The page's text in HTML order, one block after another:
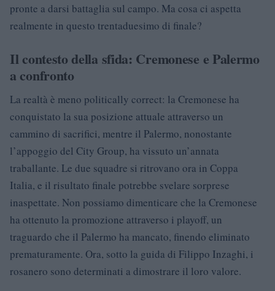
pronte a darsi battaglia sul campo. Ma cosa ci aspetta
realmente in questo trentaduesimo di finale?
Il contesto della sfida: Cremonese e Palermo
a confronto
La realtà è meno politically correct: la Cremonese ha
conquistato la sua posizione attuale attraverso un
cammino di sacrifici, mentre il Palermo, nonostante
l’appoggio del City Group, ha vissuto un’annata
traballante. Le due squadre si ritrovano ora in Coppa
Italia, e il risultato finale potrebbe svelare sorprese
inaspettate. Non possiamo dimenticare che la Cremonese
ha ottenuto la promozione attraverso i playoff, un
traguardo che il Palermo ha mancato, finendo eliminato
prematuramente. Ora, sotto la guida di Filippo Inzaghi, i
rosanero sono determinati a dimostrare il loro valore.